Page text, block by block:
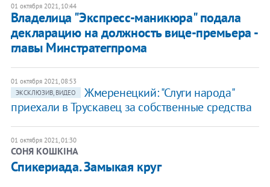
01 октября 2021, 10:44
Владелица "Экспресс-маникюра" подала
декларацию на должность вице-премьера -
главы Минстратегпрома
01 октября 2021, 08:53
ЭКСКЛЮЗИВ, ВИДЕО
Жмеренецкий: "Слуги народа"
приехали в Трускавец за собственные средства
01 октября 2021, 01:30
СОНЯ КОШКІНА
Спикериада. Замыкая круг